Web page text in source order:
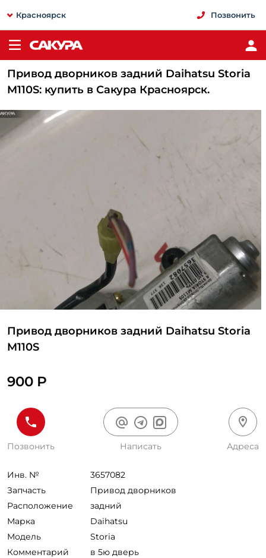
Красноярск Позвонить
Привод дворников задний Daihatsu Storia
M110S: купить в Сакура Красноярск.
Привод дворников задний Daihatsu Storia
M110S
900 Р
Позвонить Написать Адреса
Инв. №
3657082
Запчасть
Привод дворников
Расположение
задний
Марка
Daihatsu
Модель
Storia
Комментарий
в 5ю дверь